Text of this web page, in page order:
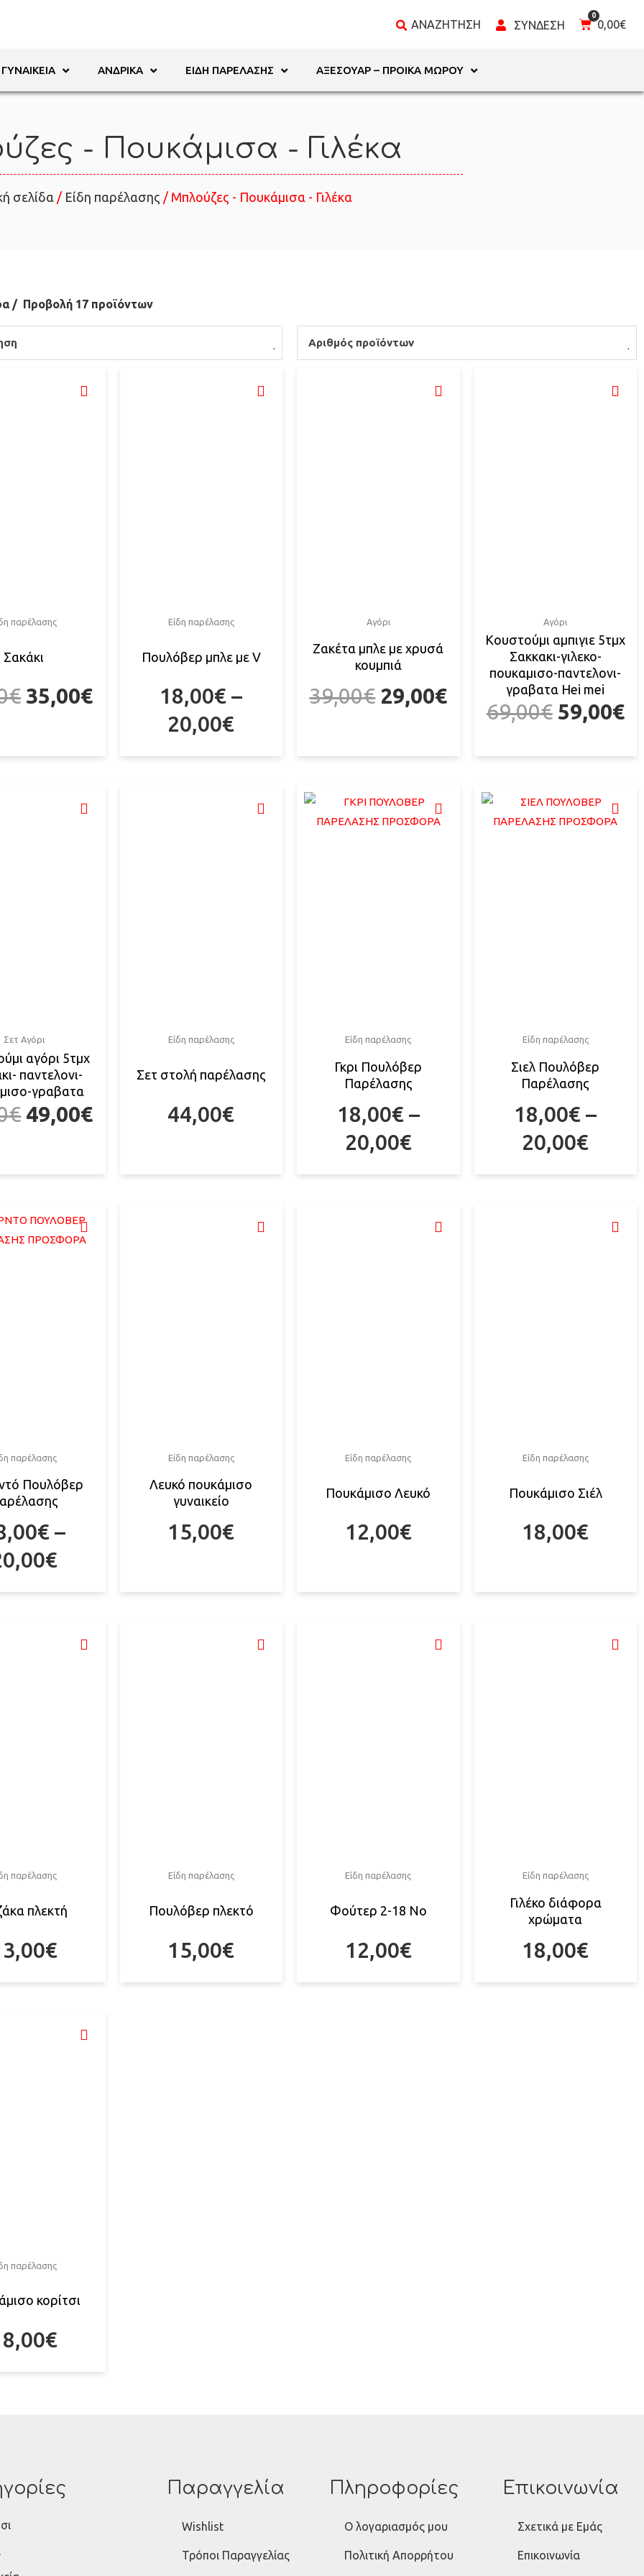
0,00€
ΓΥΝΑΙΚΕΊΑ ΑΝΔΡΙΚΆ ΕΊΔΗ ΠΑΡΈΛΑΣΗΣ ΑΞΕΣΟΥΆΡ – ΠΡΟΊΚΑ ΜΩΡΟΎ
- Πουκάμισα - Γιλέκα
σελίδα / Είδη παρέλασης / Μπλούζες - Πουκάμισα - Γιλέκα
Προβολή 17 προϊόντων
Αριθμός προϊόντων
παρέλασης
Σακάκι
€ 35,00€
Είδη παρέλασης
Πουλόβερ μπλε με V
18,00€ –
20,00€
Αγόρι
Ζακέτα μπλε με χρυσά
κουμπιά
39,00€ 29,00€
Αγόρι
Κουστούμι αμπιγιε 5τμχ
Σακκακι-γιλεκο-
πουκαμισο-παντελονι-
γραβατα Hei mei
69,00€ 59,00€
Σετ Αγόρι
αγόρι 5τμχ
παντελονι-
γραβατα
€ 49,00€
Είδη παρέλασης
Σετ στολή παρέλασης
44,00€
Είδη παρέλασης
Γκρι Πουλόβερ
Παρέλασης
18,00€ –
20,00€
Είδη παρέλασης
Σιελ Πουλόβερ
Παρέλασης
18,00€ –
20,00€
παρέλασης
Πουλόβερ
€–
€
Είδη παρέλασης
Λευκό πουκάμισο
γυναικείο
15,00€
Είδη παρέλασης
Πουκάμισο Λευκό
12,00€
Είδη παρέλασης
Πουκάμισο Σιέλ
18,00€
παρέλασης
πλεκτή
€
Είδη παρέλασης
Πουλόβερ πλεκτό
15,00€
Είδη παρέλασης
Φούτερ 2-18 Νο
12,00€
Είδη παρέλασης
Γιλέκο διάφορα
χρώματα
18,00€
παρέλασης
κορίτσι
€
Παραγγελία
Wishlist
Τρόποι Παραγγελίας
Πληροφορίες
Ο λογαριασμός μου
Πολιτική Απορρήτου
Επικοινωνία
Σχετικά με Εμάς
Επικοινωνία